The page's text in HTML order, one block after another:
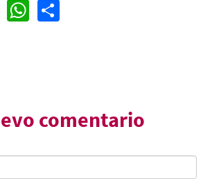
WhatsApp
Share
comentario